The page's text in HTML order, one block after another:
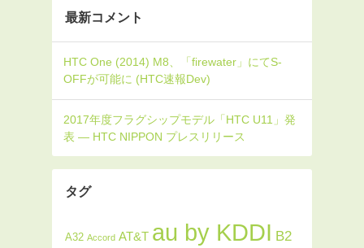
最新コメント
タグ
A32 Accord AT&T au by KDDI B2